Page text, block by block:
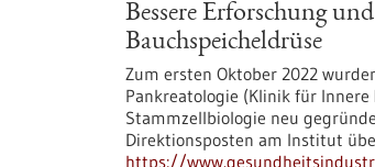
Bessere Erforschung
Bauchspeicheldrüse
Zum ersten Oktober 2022
Pankreatologie (Klinik für
Stammzellbiologie neu
Direktionsposten am Institut
https://